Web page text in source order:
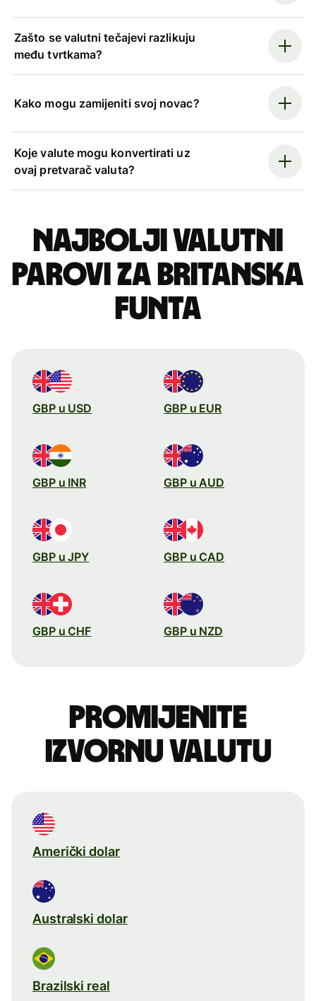
Zašto se valutni tečajevi razlikuju
među tvrtkama?
Kako mogu zamijeniti svoj novac?
Koje valute mogu konvertirati uz
ovaj pretvarač valuta?
Najbolji valutni
parovi za britanska
funta
GBP u USD GBP u EUR
GBP u INR GBP u AUD
GBP u JPY GBP u CAD
GBP u CHF GBP u NZD
Promijenite
izvornu valutu
Američki dolar
Australski dolar
Brazilski real